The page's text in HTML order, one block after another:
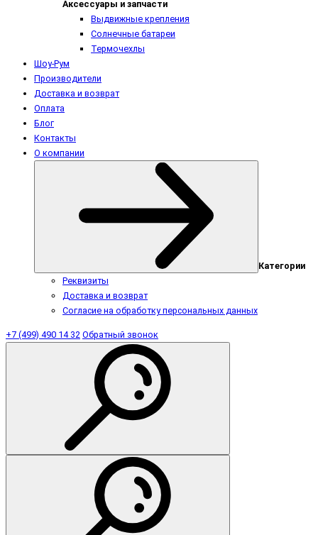
Аксессуары и запчасти
Выдвижные крепления
Солнечные батареи
Термочехлы
Шоу-Рум
Производители
Доставка и возврат
Оплата
Блог
Контакты
О компании
Категории
Реквизиты
Доставка и возврат
Согласие на обработку персональных данных
+7 (499) 490 14 32 Обратный звонок